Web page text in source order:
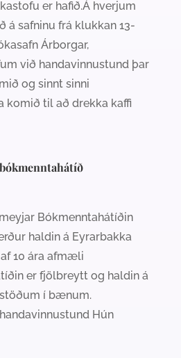
er hafið.Á hverjum
á safninu frá klukkan 13-
Árborgar,
við handavinnustund þar
og sinnt sinni
komið til að drekka kaffi
Bókmenntahátíðin
haldin á Eyrarbakka
10 ára afmæli
er fjölbreytt og haldin á
í bænum.
Hún